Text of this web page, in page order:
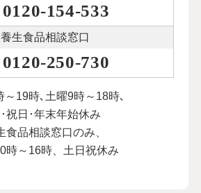
0120-154-533
養生食品相談窓口
0120-250-730
～19時､土曜9時～18時､
･祝日･年末年始休み
食品相談窓口のみ、
時～16時、土日祝休み